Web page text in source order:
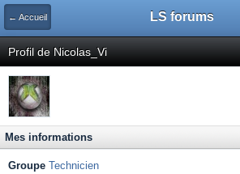
← Accueil LS forums
Profil de Nicolas_Vi
Mes informations
Groupe Technicien